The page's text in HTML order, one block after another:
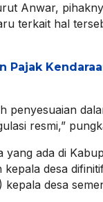
Anwar,
terkait hal
Pajak
penyesuaian
resmi,”
yang ada di
desa
kepala desa